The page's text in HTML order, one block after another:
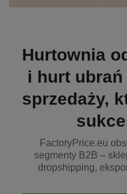
Hurtownia
i hurt
sprzedaży,
FactoryPrice.eu
segmenty B2B –
dropshipping,